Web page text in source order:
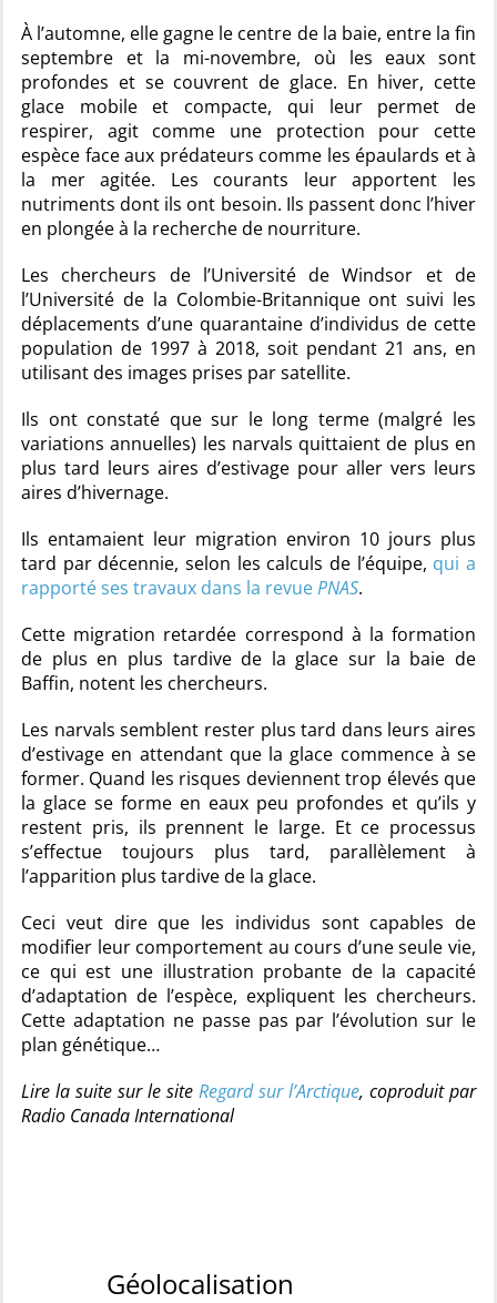
À l’automne, elle gagne le centre de la baie, entre la fin
septembre et la mi-novembre, où les eaux sont
profondes et se couvrent de glace. En hiver, cette
glace mobile et compacte, qui leur permet de
respirer, agit comme une protection pour cette
espèce face aux prédateurs comme les épaulards et à
la mer agitée. Les courants leur apportent les
nutriments dont ils ont besoin. Ils passent donc l’hiver
en plongée à la recherche de nourriture.
Les chercheurs de l’Université de Windsor et de
l’Université de la Colombie-Britannique ont suivi les
déplacements d’une quarantaine d’individus de cette
population de 1997 à 2018, soit pendant 21 ans, en
utilisant des images prises par satellite.
Ils ont constaté que sur le long terme (malgré les
variations annuelles) les narvals quittaient de plus en
plus tard leurs aires d’estivage pour aller vers leurs
aires d’hivernage.
Ils entamaient leur migration environ 10 jours plus
tard par décennie, selon les calculs de l’équipe, qui a
rapporté ses travaux dans la revuePNAS.
Cette migration retardée correspond à la formation
de plus en plus tardive de la glace sur la baie de
Baffin, notent les chercheurs.
Les narvals semblent rester plus tard dans leurs aires
d’estivage en attendant que la glace commence à se
former. Quand les risques deviennent trop élevés que
la glace se forme en eaux peu profondes et qu’ils y
restent pris, ils prennent le large. Et ce processus
s’effectue toujours plus tard, parallèlement à
l’apparition plus tardive de la glace.
Ceci veut dire que les individus sont capables de
modifier leur comportement au cours d’une seule vie,
ce qui est une illustration probante de la capacité
d’adaptation de l’espèce, expliquent les chercheurs.
Cette adaptation ne passe pas par l’évolution sur le
plan génétique…
Lire la suite sur le site Regard sur l’Arctique, coproduit par
Radio Canada International
Géolocalisation